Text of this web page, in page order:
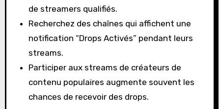
de streamers qualifiés.
Recherchez des chaînes qui affichent une
notification “Drops Activés” pendant leurs
streams.
Participer aux streams de créateurs de
contenu populaires augmente souvent les
chances de recevoir des drops.